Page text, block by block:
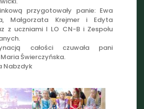
przygotowały panie: Ewa
Małgorzata Krejmer i Edyta
z uczniami I LO CN-B i Zespołu
całości czuwała pani
Świerczyńska.
Nabzdyk